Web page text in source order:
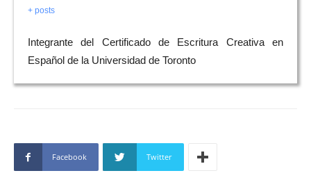
+ posts
Integrante del Certificado de Escritura Creativa en
Español de la Universidad de Toronto
Facebook Twitter